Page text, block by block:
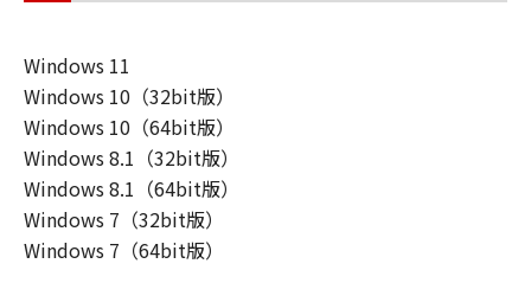
に、本契約の条件の下で、「許諾ソフトウ
エア」を使用させることができます。その
場合、お客様には、かかる「指定ユーザ」
を本契約の条件に従わせることにつき、す
べての責任を負っていただくものとしま
す。 (2) お客様は、再使用許諾、譲渡、頒
布、貸与その他の方法により、第三者に
Windows 11
Windows 10（32bit版）
Windows 10（64bit版）
Windows 8.1（32bit版）
Windows 8.1（64bit版）
Windows 7（32bit版）
Windows 7（64bit版）